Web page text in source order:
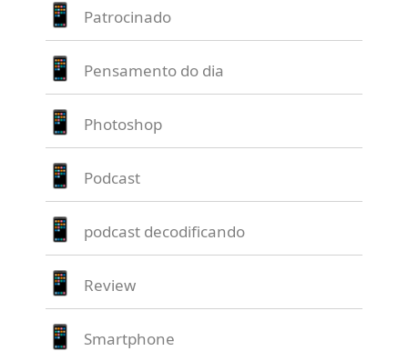
Patrocinado
Pensamento do dia
Photoshop
Podcast
podcast decodificando
Review
Smartphone